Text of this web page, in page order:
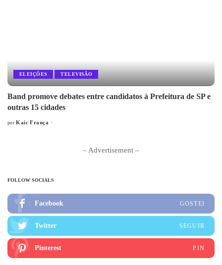
ELEIÇÕES TELEVISÃO
Band promove debates entre candidatos à Prefeitura de SP e
outras 15 cidades
Posted
por Kaic França
– Advertisement –
FOLLOW SOCIALS
Facebook GOSTEI
Twitter SEGUIR
Pinterest PIN